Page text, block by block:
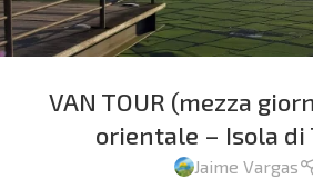
VAN TOUR (mezza
orientale – Isola di
Jaime Vargas